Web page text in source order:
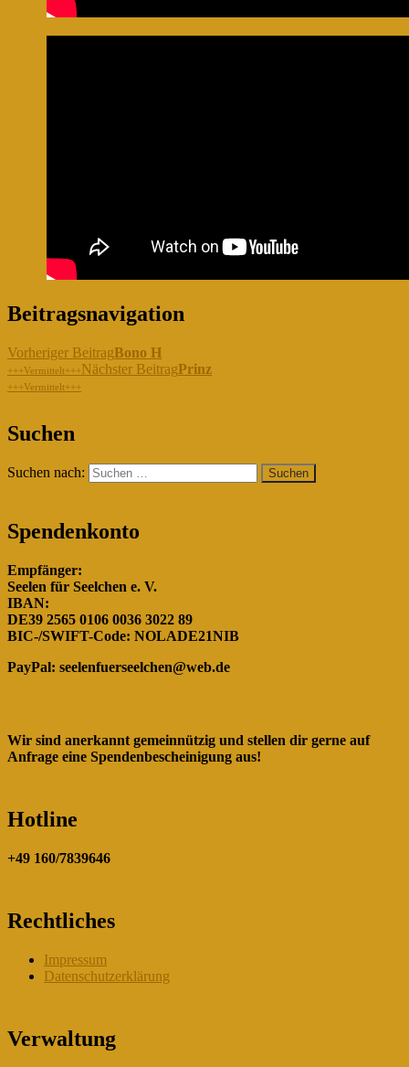
Beitragsnavigation
Vorheriger BeitragBono H
+++Vermittelt+++Nächster BeitragPrinz
+++Vermittelt+++
"Gemeinsam für die Hunde in
Rumänien!"
Suchen
Suchen nach:
Spendenkonto
Empfänger:
Seelen für Seelchen e. V.
IBAN:
DE39 2565 0106 0036 3022 89
BIC-/SWIFT-Code: NOLADE21NIB
PayPal: seelenfuerseelchen@web.de
Wir sind anerkannt gemeinnützig und stellen dir gerne auf
Anfrage eine Spendenbescheinigung aus!
Hotline
+49 160/7839646
Rechtliches
Impressum
Datenschutzerklärung
Verwaltung